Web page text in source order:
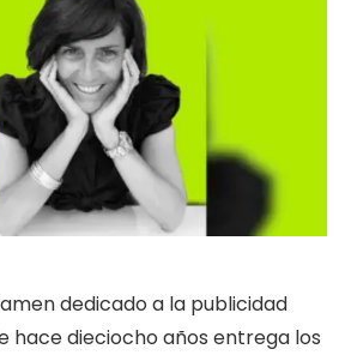
dedicado a la publicidad
hace dieciocho años entrega los